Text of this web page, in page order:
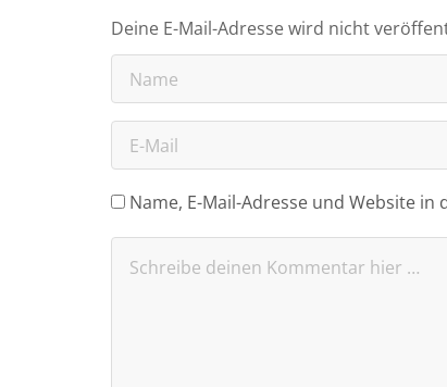
Deine E-Mail-Adresse wird nicht
Name, E-Mail-Adresse und Website